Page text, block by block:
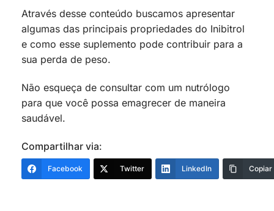
Através desse conteúdo buscamos apresentar
algumas das principais propriedades do Inibitrol
e como esse suplemento pode contribuir para a
sua perda de peso.
Não esqueça de consultar com um nutrólogo
para que você possa emagrecer de maneira
saudável.
Compartilhar via:
Facebook Twitter LinkedIn Copiar